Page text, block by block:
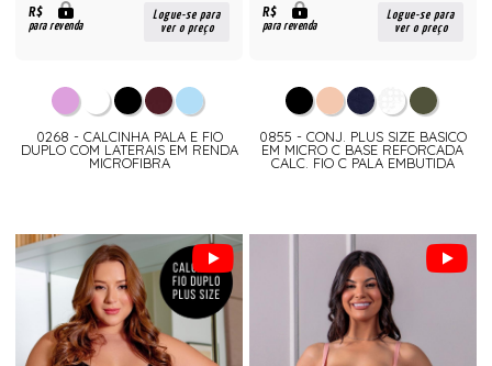
R$
para revenda
Logue-se para
ver o preço
0268 - CALCINHA PALA E FIO
DUPLO COM LATERAIS EM RENDA
MICROFIBRA
R$
para revenda
Logue-se para
ver o preço
0855 - CONJ. PLUS SIZE BASICO
EM MICRO C BASE REFORCADA
CALC. FIO C PALA EMBUTIDA